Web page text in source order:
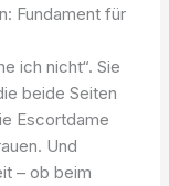
Fundament für
ich nicht“. Sie
beide Seiten
Escortdame
Und
– ob beim